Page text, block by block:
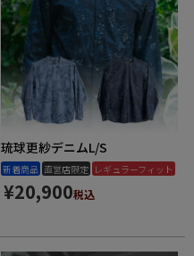
琉球更紗デニムL/S
新着商品 直営店限定 レギュラーフィット
¥20,900税込